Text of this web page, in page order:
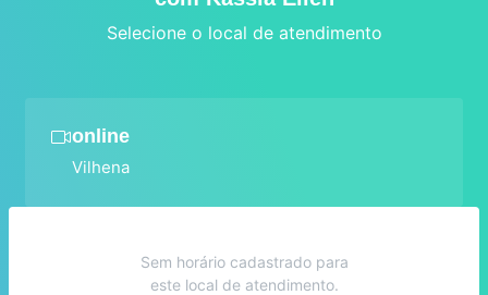
Selecione o local de atendimento
online
Vilhena
Sem horário cadastrado para
este local de atendimento.